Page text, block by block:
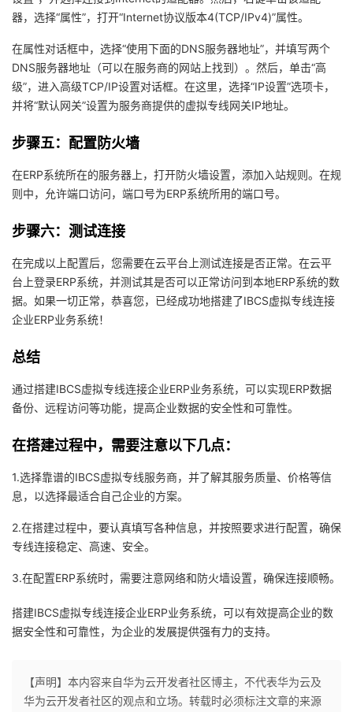
课
程
的
认
证
我
的
实
验
我
的
收
藏
术
支
持
云
声
建
议
器，选择“属性”，打开“Internet协议版本4(TCP/IPv4)”属性。
在属性对话框中，选择“使用下面的DNS服务器地址”，并填写两个
DNS服务器地址（可以在服务商的网站上找到）。然后，单击“高
级”，进入高级TCP/IP设置对话框。在这里，选择“IP设置”选项卡，
并将“默认网关”设置为服务商提供的虚拟专线网关IP地址。
步骤五：配置防火墙
在ERP系统所在的服务器上，打开防火墙设置，添加入站规则。在规
则中，允许端口访问，端口号为ERP系统所用的端口号。
步骤六：测试连接
在完成以上配置后，您需要在云平台上测试连接是否正常。在云平
台上登录ERP系统，并测试其是否可以正常访问到本地ERP系统的数
据。如果一切正常，恭喜您，已经成功地搭建了IBCS虚拟专线连接
企业ERP业务系统！
总结
通过搭建IBCS虚拟专线连接企业ERP业务系统，可以实现ERP数据
备份、远程访问等功能，提高企业数据的安全性和可靠性。
在搭建过程中，需要注意以下几点：
1.选择靠谱的IBCS虚拟专线服务商，并了解其服务质量、价格等信
息，以选择最适合自己企业的方案。
2.在搭建过程中，要认真填写各种信息，并按照要求进行配置，确保
专线连接稳定、高速、安全。
3.在配置ERP系统时，需要注意网络和防火墙设置，确保连接顺畅。
搭建IBCS虚拟专线连接企业ERP业务系统，可以有效提高企业的数
据安全性和可靠性，为企业的发展提供强有力的支持。
【声明】本内容来自华为云开发者社区博主，不代表华为云及
华为云开发者社区的观点和立场。转载时必须标注文章的来源